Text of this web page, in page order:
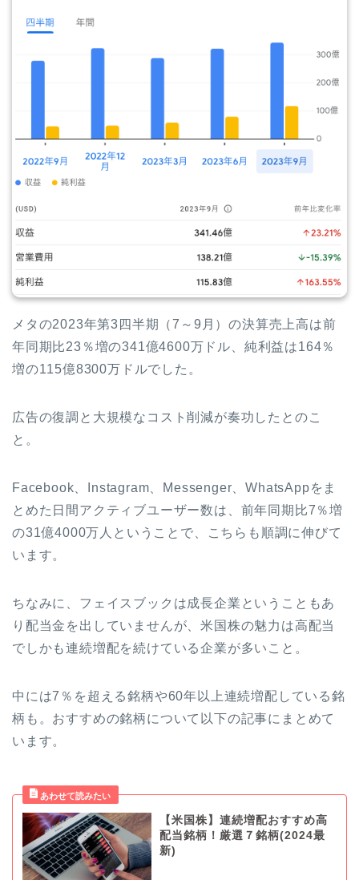
メタの2023年第3四半期（7～9月）の決算売上高は前
年同期比23％増の341億4600万ドル、純利益は164％
増の115億8300万ドルでした。
広告の復調と大規模なコスト削減が奏功したとのこ
と。
Facebook、Instagram、Messenger、WhatsAppをま
とめた日間アクティブユーザー数は、前年同期比7％増
の31億4000万人ということで、こちらも順調に伸びて
います。
ちなみに、フェイスブックは成長企業ということもあ
り配当金を出していませんが、米国株の魅力は高配当
でしかも連続増配を続けている企業が多いこと。
中には7％を超える銘柄や60年以上連続増配している銘
柄も。おすすめの銘柄について以下の記事にまとめて
います。
【米国株】連続増配おすすめ高
配当銘柄！厳選７銘柄(2024最
新)